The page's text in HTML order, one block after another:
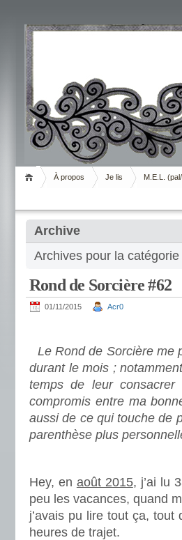
Livrement
À propos Je lis M.E.L.
Archive
Archives pour la catégorie
Rond de Sorcière #62
01/11/2015 Acr0
Le Rond de Sorcière me
durant le mois ;
temps de leur consacrer
compromis entre ma
aussi de ce qui touche de
parenthèse plus
Hey, en août 2015, j’ai lu
peu les vacances, quand
j’avais pu lire tout ça, tout
heures de trajet.